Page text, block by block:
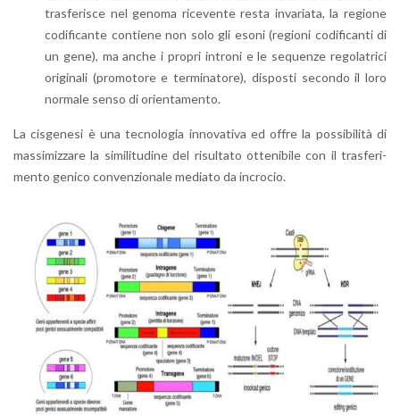
tra­sfe­ri­sce nel ge­no­ma ri­ce­ven­te resta in­va­ria­ta, la re­gio­ne
co­di­fi­can­te con­tie­ne non solo gli esoni (re­gio­ni co­di­fi­can­ti di
un gene), ma anche i pro­pri in­tro­ni e le se­quen­ze re­go­la­tri­ci
ori­gi­na­li (pro­mo­to­re e ter­mi­na­to­re), di­spo­sti se­con­do il loro
nor­ma­le senso di orien­ta­men­to.
La ci­sge­ne­si è una tec­no­lo­gia in­no­va­ti­va ed offre la pos­si­bi­li­tà di
mas­si­miz­za­re la si­mi­li­tu­di­ne del ri­sul­ta­to ot­te­ni­bi­le con il tra­sfe­ri­
men­to ge­ni­co con­ven­zio­na­le me­dia­to da in­cro­cio.